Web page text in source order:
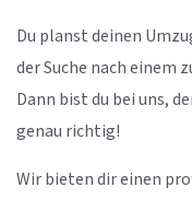
Du planst deinen
der Suche nach einem
Dann bist du bei uns,
genau richtig!
Wir bieten dir einen